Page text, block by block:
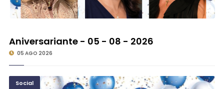
Aniversariante - 05 - 08 - 2026
05 AGO 2026
Social